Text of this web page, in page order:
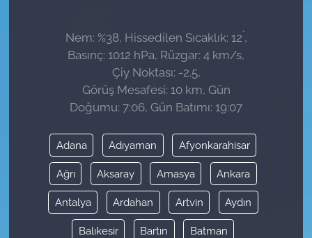
Nem: %38, Hissedilen Sıcaklık: 12°,
Basınç: 1012 hPa, Rüzgar: 4 km/s,
Çiy Noktası: -2.5,
Görüş Mesafesi: 10 km, Gün
Doğumu: 7:06, Gün Batımı: 19:07
Adana Adıyaman Afyonkarahisar
Ağrı Aksaray Amasya Ankara
Antalya Ardahan Artvin Aydın
Balıkesir Bartın Batman